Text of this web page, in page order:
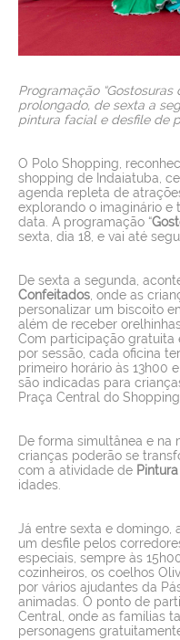
Programação
prolongado, de sexta a
pintura facial e desfile de
O Polo Shopping,
shopping de Indaiatuba,
agenda repleta de
explorando o imaginário
data. A programação “
sexta, dia 18, e vai até
De sexta a segunda,
Confeitados, onde as
personalizar um biscoito
além de receber
Com participação gratuita
por sessão, cada oficina
primeiro horário às 13h00
são indicadas para
Praça Central do
De forma simultânea e na
crianças poderão se
com a atividade de
idades.
Já entre sexta e domingo,
um desfile pelos
especiais, sempre às
cozinheiros, os coelhos
por vários ajudantes da
animadas. O ponto de
Central, onde as famílias
personagens